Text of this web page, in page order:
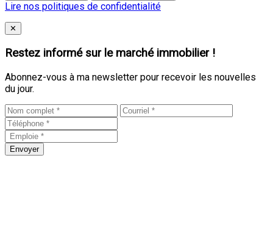
Lire nos politiques de confidentialité
Close
✕
Restez informé sur le marché immobilier !
Abonnez-vous à ma newsletter pour recevoir les nouvelles
du jour.
Envoyer